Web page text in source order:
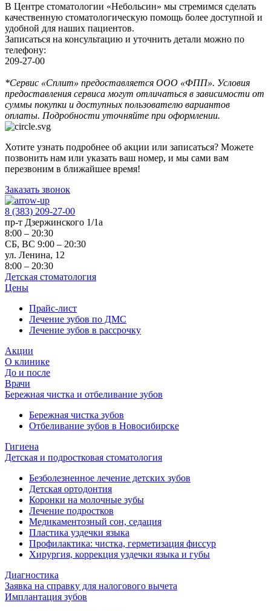
В Центре стоматологии «Небольсин» мы стремимся сделать
качественную стоматологическую помощь более доступной и
удобной для наших пациентов.
Записаться на консультацию и уточнить детали можно по
телефону:
209-27-00
*Сервис «Сплит» предоставляется ООО «ФПП». Условия
предоставления сервиса могут отличаться в зависимости от
суммы покупки и доступных пользователю вариантов
оплаты. Подробности уточняйте при оформлении.
Хотите узнать подробнее об акции или записаться? Можете
позвонить нам или указать ваш номер, и мы сами вам
перезвоним в ближайшее время!
Заказать звонок
8 (383) 209-27-00
пр-т Дзержинского 1/1а
8:00 – 20:30
СБ, ВС 9:00 – 20:30
ул. Ленина, 12
8:00 – 20:30
Детская стоматология
Цены
Прайс-лист
Лечение зубов по ДМС
Лечение зубов в рассрочку
Акции
О клинике
До и после
Врачи
Бережная чистка и отбеливание зубов
Бережная чистка зубов
Отбеливание зубов в Новосибирске
Гигиена
Детская и подростковая стоматология
Безболезненное лечение детских зубов
Детская ортодонтия
Коронки на молочные зубы
Лечение подростков
Медикаментозный сон, седация
Пластика уздечки языка
Профилактика: чистка, герметизация фиссур
Хирургия, коррекция уздечки языка и губы
Диагностика
Заявка на справку для налогового вычета
Имплантация зубов